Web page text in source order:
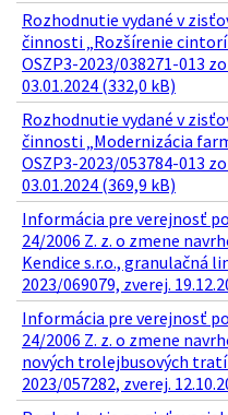
Rozhodnutie vydané v
činnosti „Rozšírenie
OSZP3-2023/038271-013
03.01.2024 (332,0 kB)
Rozhodnutie vydané v
činnosti „Modernizácia
OSZP3-2023/053784-013
03.01.2024 (369,9 kB)
Informácia pre verejnosť
24/2006 Z. z. o zmene
Kendice s.r.o., granulačná
2023/069079, zverej.
Informácia pre verejnosť
24/2006 Z. z. o zmene
nových trolejbusových tratí
2023/057282, zverej.